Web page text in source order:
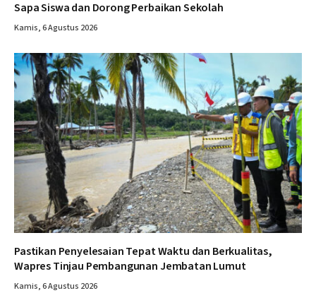
Sapa Siswa dan Dorong Perbaikan Sekolah
Kamis, 6 Agustus 2026
Pastikan Penyelesaian Tepat Waktu dan Berkualitas,
Wapres Tinjau Pembangunan Jembatan Lumut
Kamis, 6 Agustus 2026